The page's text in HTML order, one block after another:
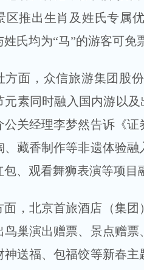
区推出生肖及姓氏专属
氏均为“马”的游客可免
方面，众信旅游集团股
元素同时融入国内游以
公关经理李梦然告诉《
、藏香制作等非遗体验融
、观看舞狮表演等项目
面，北京首旅酒店（集
鸟巢演出赠票、景点赠
神送福、包福饺等新春